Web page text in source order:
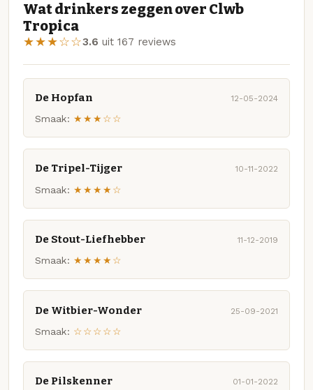
Wat drinkers zeggen over Clwb
Tropica
★★★☆☆3.6 uit 167 reviews
De Hopfan 12-05-2024
Smaak: ★★★☆☆
De Tripel-Tijger 10-11-2022
Smaak: ★★★★☆
De Stout-Liefhebber 11-12-2019
Smaak: ★★★★☆
De Witbier-Wonder 25-09-2021
Smaak: ☆☆☆☆☆
De Pilskenner 01-01-2022